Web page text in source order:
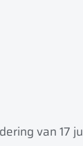
van 17